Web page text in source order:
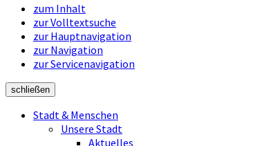
zum Inhalt
zur Volltextsuche
zur Hauptnavigation
zur Navigation
zur Servicenavigation
schließen
Stadt & Menschen
Unsere Stadt
Aktuelles